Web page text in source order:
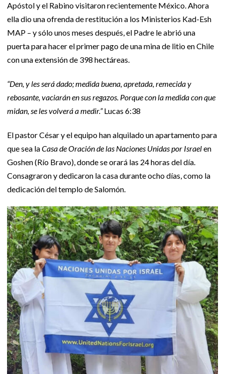
Apóstol y el Rabino visitaron recientemente México. Ahora
ella dio una ofrenda de restitución a los Ministerios Kad-Esh
MAP – y sólo unos meses después, el Padre le abrió una
puerta para hacer el primer pago de una mina de litio en Chile
con una extensión de 398 hectáreas.
“Den, y les será dado; medida buena, apretada, remecida y
rebosante, vaciarán en sus regazos. Porque con la medida con que
midan, se les volverá a medir.”Lucas 6:38
El pastor César y el equipo han alquilado un apartamento para
que sea laCasa de Oración de las Naciones Unidas por Israelen
Goshen (Río Bravo), donde se orará las 24 horas del día.
Consagraron y dedicaron la casa durante ocho días, como la
dedicación del templo de Salomón.